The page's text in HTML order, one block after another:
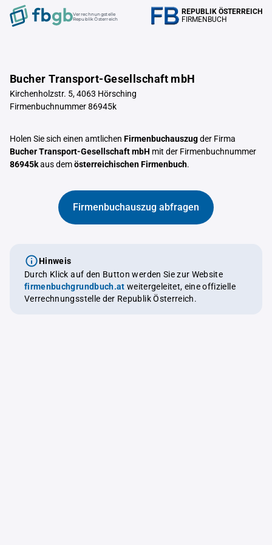
Verrechnungstelle
Republik Österreich
REPUBLIK ÖSTERREICH
FIRMENBUCH
Bucher Transport-Gesellschaft mbH
Kirchenholzstr. 5, 4063 Hörsching
Firmenbuchnummer 86945k
Holen Sie sich einen amtlichen Firmenbuchauszugder Firma
Bucher Transport-Gesellschaft mbH mit der Firmenbuchnummer
86945kaus demösterreichischen Firmenbuch.
Firmenbuchauszug abfragen
Hinweis
Durch Klick auf den Button werden Sie zur Website
firmenbuchgrundbuch.at weitergeleitet, eine offizielle
Verrechnungsstelle der Republik Österreich.